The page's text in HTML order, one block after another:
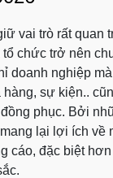
vai trò rất quan
tổ chức trở nên
doanh nghiệp
sự kiện..
phục. Bởi
lại lợi ích về
cáo, đặc biệt